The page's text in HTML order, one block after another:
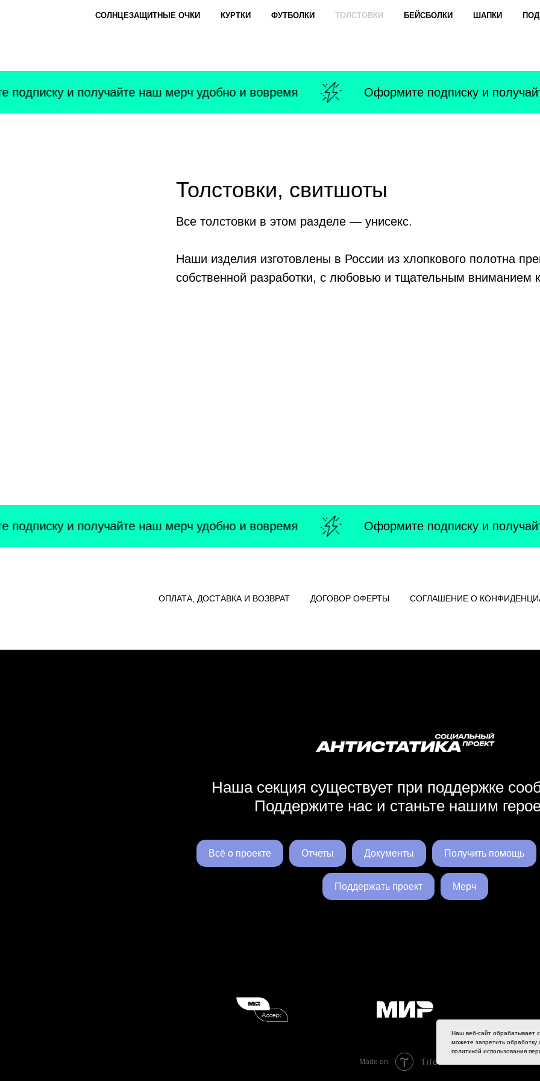
СОЛНЦЕЗАЩИТНЫЕ ОЧКИ КУРТКИ ФУТБОЛКИ ТОЛСТОВКИ БЕЙСБОЛКИ ШАПКИ
и получайте наш мерч удобно и вовремя Оформите подписку и
Толстовки, свитшоты
Все толстовки в этом разделе — унисекс.
Наши изделия изготовлены в России из хлопкового полотна
собственной разработки, с любовью и тщательным вниманием
и получайте наш мерч удобно и вовремя Оформите подписку и
ОПЛАТА, ДОСТАВКА И ВОЗВРАТ ДОГОВОР ОФЕРТЫ СОГЛАШЕНИЕ О
Наш веб-сайт обрабатывает
можете запретить обработку
политикой использования
Наша секция существует при поддержке
Поддержите нас и станьте нашим
Всё о проекте Отчеты Документы Получить помощь
Поддержать проект Мерч
Made on Tilda